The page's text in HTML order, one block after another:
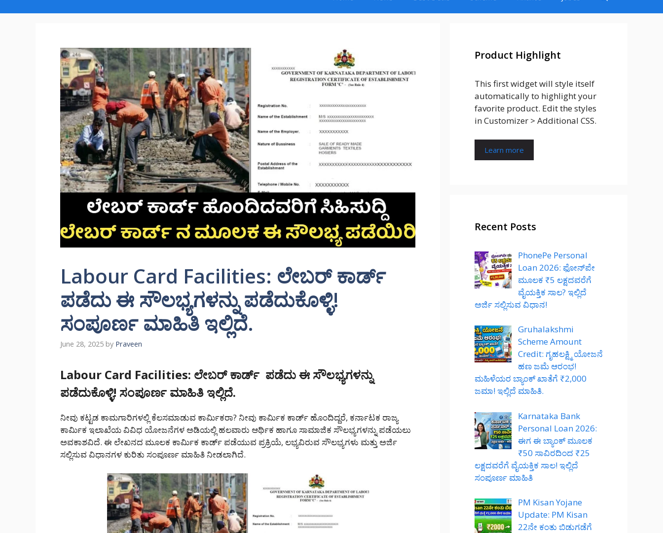
Labour Card Facilities: ಲೇಬರ್ ಕಾರ್ಡ್
ಪಡೆದು ಈ ಸೌಲಭ್ಯಗಳನ್ನು ಪಡೆದುಕೊಳ್ಳಿ!
ಸಂಪೂರ್ಣ ಮಾಹಿತಿ ಇಲ್ಲಿದೆ.
June 28, 2025 by Praveen
Labour Card Facilities: ಲೇಬರ್ ಕಾರ್ಡ್ ಪಡೆದು ಈ ಸೌಲಭ್ಯಗಳನ್ನು
ಪಡೆದುಕೊಳ್ಳಿ! ಸಂಪೂರ್ಣ ಮಾಹಿತಿ ಇಲ್ಲಿದೆ.
ನೀವು ಕಟ್ಟಡ ಕಾಮಗಾರಿಗಳಲ್ಲಿ ಕೆಲಸಮಾಡುವ ಕಾರ್ಮಿಕರಾ? ನೀವು ಕಾರ್ಮಿಕ ಕಾರ್ಡ್ ಹೊಂದಿದ್ದರೆ, ಕರ್ನಾಟಕ ರಾಜ್ಯ
ಕಾರ್ಮಿಕ ಇಲಾಖೆಯ ವಿವಿಧ ಯೋಜನೆಗಳ ಅಡಿಯಲ್ಲಿ ಹಲವಾರು ಆರ್ಥಿಕ ಹಾಗೂ ಸಾಮಾಜಿಕ ಸೌಲಭ್ಯಗಳನ್ನು ಪಡೆಯಲು
ಅವಕಾಶವಿದೆ. ಈ ಲೇಖನದ ಮೂಲಕ ಕಾರ್ಮಿಕ ಕಾರ್ಡ್ ಪಡೆಯುವ ಪ್ರಕ್ರಿಯೆ, ಲಭ್ಯವಿರುವ ಸೌಲಭ್ಯಗಳು ಮತ್ತು ಅರ್ಜಿ
ಸಲ್ಲಿಸುವ ವಿಧಾನಗಳ ಕುರಿತು ಸಂಪೂರ್ಣ ಮಾಹಿತಿ ನೀಡಲಾಗಿದೆ.
Product Highlight
This first widget will style itself
automatically to highlight your
favorite product. Edit the styles
in Customizer > Additional CSS.
Learn more
Recent Posts
PhonePe Personal
Loan 2026: ಫೋನ್‌ಪೇ
ಮೂಲಕ ₹5 ಲಕ್ಷದವರೆಗೆ
ವೈಯಕ್ತಿಕ ಸಾಲ? ಇಲ್ಲಿದೆ
ಅರ್ಜಿ ಸಲ್ಲಿಸುವ ವಿಧಾನ!
Gruhalakshmi
Scheme Amount
Credit: ಗೃಹಲಕ್ಷ್ಮಿ ಯೋಜನೆ
ಹಣ ಜಮೆ ಆರಂಭ!
ಮಹಿಳೆಯರ ಬ್ಯಾಂಕ್ ಖಾತೆಗೆ ₹2,000
ಜಮಾ! ಇಲ್ಲಿದೆ ಮಾಹಿತಿ.
Karnataka Bank
Personal Loan 2026:
ಈಗ ಈ ಬ್ಯಾಂಕ್ ಮೂಲಕ
₹50 ಸಾವಿರದಿಂದ ₹25
ಲಕ್ಷದವರೆಗೆ ವೈಯಕ್ತಿಕ ಸಾಲ! ಇಲ್ಲಿದೆ
ಸಂಪೂರ್ಣ ಮಾಹಿತಿ
PM Kisan Yojane
Update: PM Kisan
22ನೇ ಕಂತು ಬಿಡುಗಡೆಗೆ